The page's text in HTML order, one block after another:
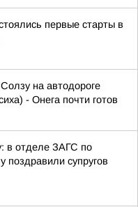
первые старты в
на автодороге
- Онега почти готов
в отделе ЗАГС по
поздравили супругов